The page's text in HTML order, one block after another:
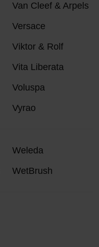
Van Cleef & Arpels
Versace
Viktor & Rolf
Vita Liberata
Voluspa
Vyrao
Weleda
WetBrush